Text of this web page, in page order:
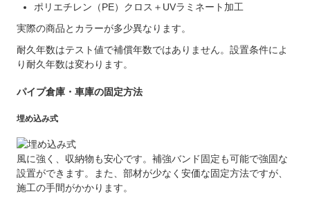
ポリエチレン（PE）クロス＋UVラミネート加工
実際の商品とカラーが多少異なります。
耐久年数はテスト値で補償年数ではありません。設置条件によ
り耐久年数は変わります。
パイプ倉庫・車庫の固定方法
埋め込み式
風に強く、収納物も安心です。補強バンド固定も可能で強固な
設置ができます。また、部材が少なく安価な固定方法ですが、
施工の手間がかかります。